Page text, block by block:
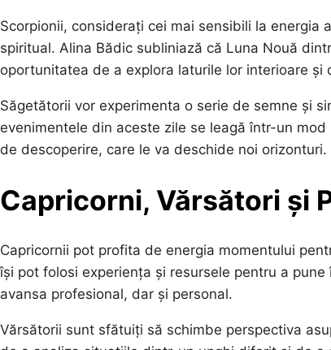
Scorpionii, considerați cei mai sensibili la
spiritual. Alina Bădic subliniază că Luna Nouă
oportunitatea de a explora laturile lor interioare și
Săgetătorii vor experimenta o serie de semne și
evenimentele din aceste zile se leagă într-un
de descoperire, care le va deschide noi orizonturi.
Capricorni, Vărsători și
Capricornii pot profita de energia momentului
își pot folosi experiența și resursele pentru a
avansa profesional, dar și personal.
Vărsătorii sunt sfătuiți să schimbe perspectiva